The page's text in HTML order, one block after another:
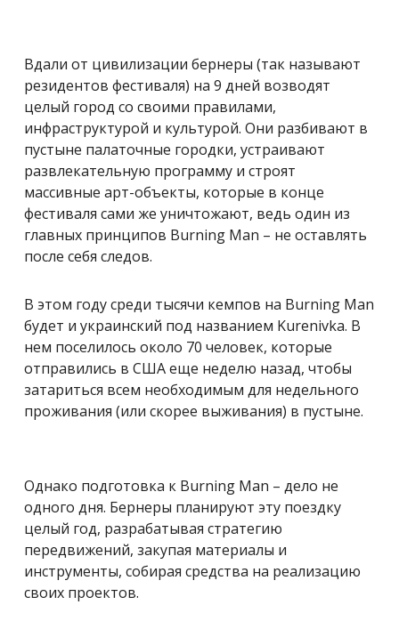
Вдали от цивилизации бернеры (так называют
резидентов фестиваля) на 9 дней возводят
целый город со своими правилами,
инфраструктурой и культурой. Они разбивают в
пустыне палаточные городки, устраивают
развлекательную программу и строят
массивные арт-объекты, которые в конце
фестиваля сами же уничтожают, ведь один из
главных принципов Burning Man – не оставлять
после себя следов.
В этом году среди тысячи кемпов на Burning Man
будет и украинский под названием Kurenivka. В
нем поселилось около 70 человек, которые
отправились в США еще неделю назад, чтобы
затариться всем необходимым для недельного
проживания (или скорее выживания) в пустыне.
Однако подготовка к Burning Man – дело не
одного дня. Бернеры планируют эту поездку
целый год, разрабатывая стратегию
передвижений, закупая материалы и
инструменты, собирая средства на реализацию
своих проектов.